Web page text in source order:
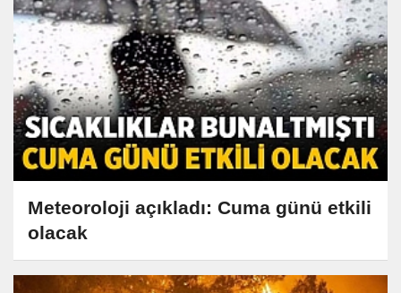
Meteoroloji açıkladı: Cuma günü etkili
olacak